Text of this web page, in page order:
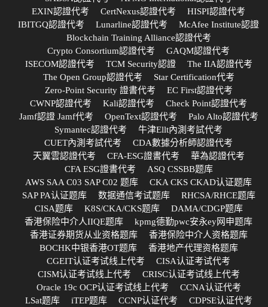
EXIN認證代考
CertNexus認證代考
HISPI認證代考
IBITGQ認證代考
Lunarline認證代考
McAfee Institute認證
Blockchain Training Alliance認證代考
Crypto Consortium認證代考
GAQM認證代考
ISECOM認證代考
TCM Security認證
The IIA認證代考
The Open Group認證代考
Star Certification代考
Zero-Point Security 證書代考
EC First認證代考
CWNP認證代考
Kali認證代考
Check Point認證代考
Jamf認證 Jamf代考
OpenText認證代考
Palo Alto認證代考
Symantec認證代考
牛津Ellt內測考試代考
CUET內測考試代考
CDA數據分析師認證代考
天翼雲認證代考
CFA-ESG證書代考
華為認證代考
CFA ESG證書代考
ASQ CSSBB题库
AWS SAA C03 SAP C02 题库
CKA CKS CKAD认证题库
SAP PA认证题库
数据通信考试题库
RHCSA/RHCE题库
CISA题库
K8S/CKA/CKS题库
DAMA/CDGP题库
香港保险中介人IIQE题库
kpmg德勤pwc安永ey网申题库
香港证券期货从业资格题库
香港保险中介人资格题库
BOCHK中银香港OT题库
香港地产代理资格题库
CGEIT认证考试线上代考
CISA认证考试代考
CISM认证考试线上代考
CRISC认证考试线上代考
Oracle 19c OCP认证考试线上代考
CCNA认证代考
LSat题库
iTEP题库 CCNP认证代考
CDPSE认证代考